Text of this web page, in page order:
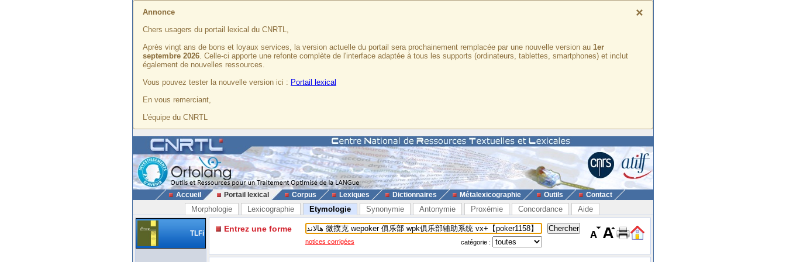
×
Annonce
Chers usagers du portail lexical du CNRTL,
Après vingt ans de bons et loyaux services, la version actuelle du portail sera prochainement remplacée par une nouvelle version au 1er
septembre 2026. Celle-ci apporte une refonte complète de l'interface adaptée à tous les supports (ordinateurs, tablettes, smartphones) et inclut
également de nouvelles ressources.
Vous pouvez tester la nouvelle version ici : Portail lexical
En vous remerciant,
L'équipe du CNRTL
Accueil Portail lexical Corpus Lexiques Dictionnaires Métalexicographie Outils Contact
Morphologie Lexicographie Etymologie Synonymie Antonymie Proxémie Concordance Aide
TLFi Entrez une forme
notices corrigées catégorie :